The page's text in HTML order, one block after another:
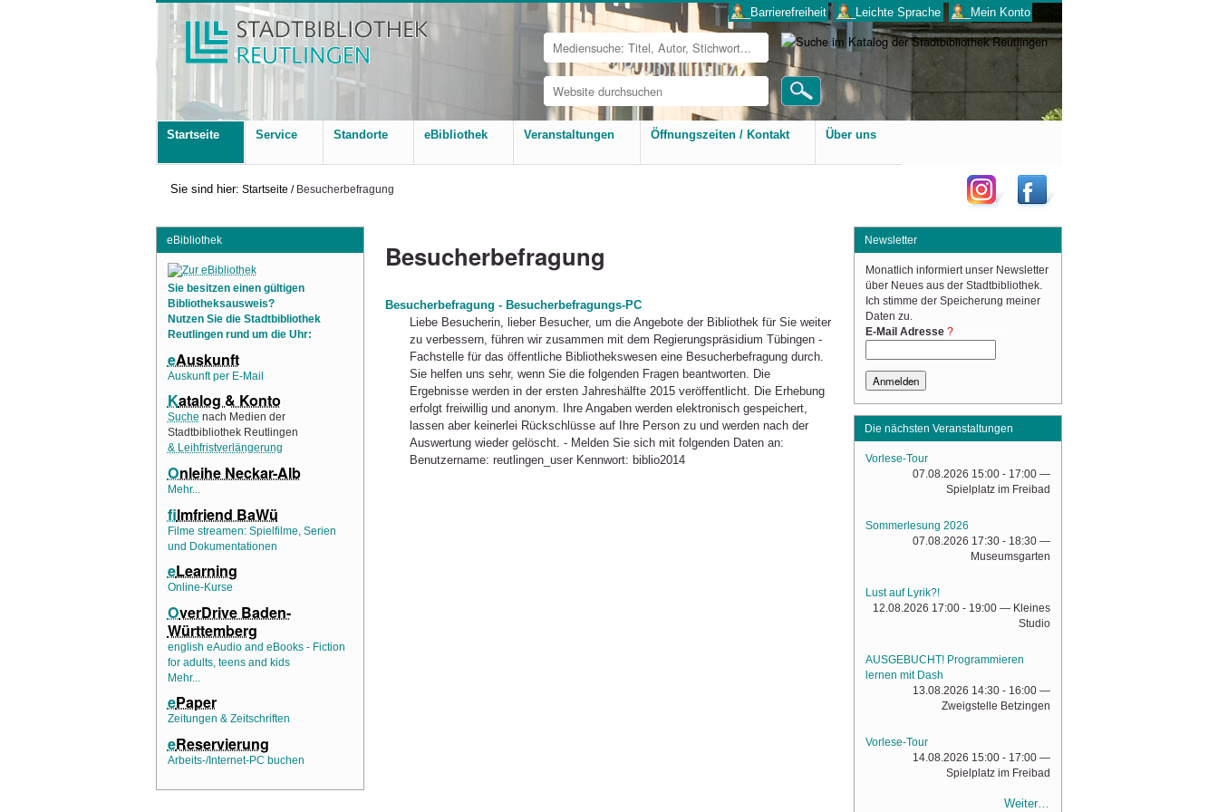
Website
durchsuchen
Erweiterte
Suche…
___Barrierefreiheit ___Leichte Sprache ___Mein Konto
Startseite Service Standorte eBibliothek Veranstaltungen Öffnungszeiten / Kontakt Über uns
Sie sind hier: Startseite / Besucherbefragung
Besucherbefragung
Besucherbefragung - Besucherbefragungs-PC
Liebe Besucherin, lieber Besucher, um die Angebote der Bibliothek für Sie weiter
zu verbessern, führen wir zusammen mit dem Regierungspräsidium Tübingen -
Fachstelle für das öffentliche Bibliothekswesen eine Besucherbefragung durch.
Sie helfen uns sehr, wenn Sie die folgenden Fragen beantworten. Die
Ergebnisse werden in der ersten Jahreshälfte 2015 veröffentlicht. Die Erhebung
erfolgt freiwillig und anonym. Ihre Angaben werden elektronisch gespeichert,
lassen aber keinerlei Rückschlüsse auf Ihre Person zu und werden nach der
Auswertung wieder gelöscht. - Melden Sie sich mit folgenden Daten an:
Benutzername: reutlingen_user Kennwort: biblio2014
eBibliothek
Sie besitzen einen gültigen
Bibliotheksausweis?
Nutzen Sie die Stadtbibliothek
Reutlingen rund um die Uhr:
eAuskunft
Auskunft per E-Mail
Katalog & Konto
Suche nach Medien der
Stadtbibliothek Reutlingen
& Leihfristverlängerung
Onleihe Neckar-Alb
Mehr...
filmfriend BaWü
Filme streamen: Spielfilme, Serien
und Dokumentationen
eLearning
Online-Kurse
OverDrive Baden-
Württemberg
english eAudio and eBooks - Fiction
for adults, teens and kids
Mehr...
ePaper
Zeitungen & Zeitschriften
eReservierung
Arbeits-/Internet-PC buchen
Newsletter
Monatlich informiert unser Newsletter
über Neues aus der Stadtbibliothek.
Ich stimme der Speicherung meiner
Daten zu.
E-Mail Adresse
Die nächsten Veranstaltungen
Vorlese-Tour
07.08.2026 15:00 - 17:00 —
Spielplatz im Freibad
Sommerlesung 2026
07.08.2026 17:30 - 18:30 —
Museumsgarten
Lust auf Lyrik?!
12.08.2026 17:00 - 19:00 — Kleines
Studio
AUSGEBUCHT! Programmieren
lernen mit Dash
13.08.2026 14:30 - 16:00 —
Zweigstelle Betzingen
Vorlese-Tour
14.08.2026 15:00 - 17:00 —
Spielplatz im Freibad
Weiter…